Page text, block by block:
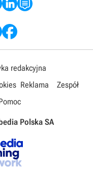
redakcyjna
Reklama
Zespół
Polska SA